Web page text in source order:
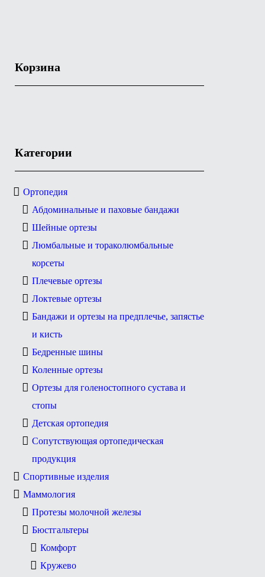
Корзина
Категории
Ортопедия
Абдоминальные и паховые бандажи
Шейные ортезы
Люмбальные и тораколюмбальные
корсеты
Плечевые ортезы
Локтевые ортезы
Бандажи и ортезы на предплечье, запястье
и кисть
Бедренные шины
Коленные ортезы
Ортезы для голеностопного сустава и
стопы
Детская ортопедия
Сопутствующая ортопедическая
продукция
Спортивные изделия
Маммология
Протезы молочной железы
Бюстгальтеры
Комфорт
Кружево